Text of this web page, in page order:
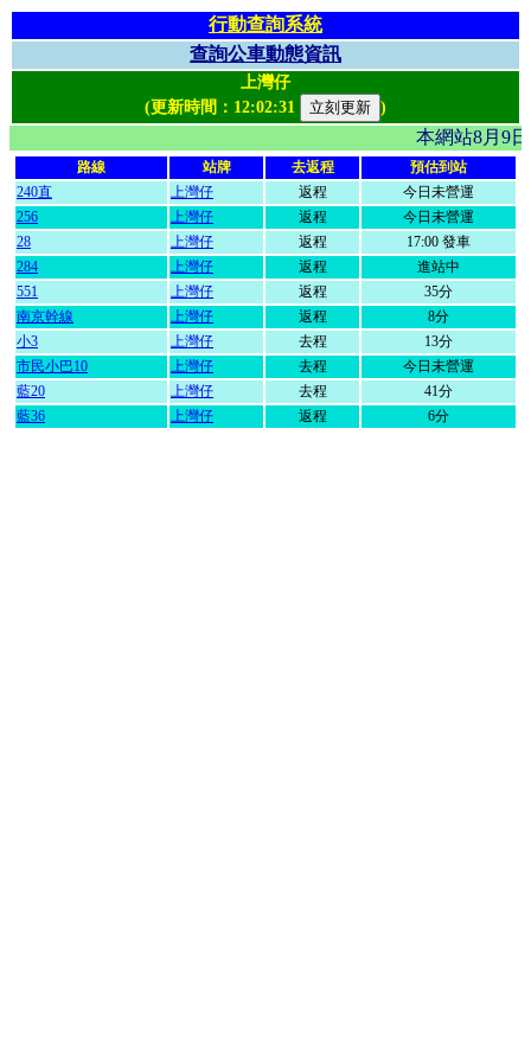
行動查詢系統
查詢公車動態資訊
上灣仔
(更新時間： 12:02:31 )
本網站8月9
路線 站牌 去返程
預估到站
240直
上灣仔 返程
今日未營運
256
上灣仔 返程
今日未營運
28
上灣仔 返程
17:00 發車
284
上灣仔 返程
進站中
551
上灣仔 返程
35分
南京幹線
上灣仔 返程
8分
小3
上灣仔 去程
13分
市民小巴10
上灣仔 去程
今日未營運
藍20
上灣仔 去程
41分
藍36
上灣仔 返程 6分